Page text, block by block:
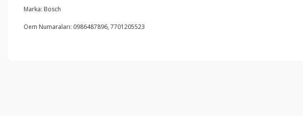
Marka: Bosch
Oem Numaraları: 0986487896, 7701205523